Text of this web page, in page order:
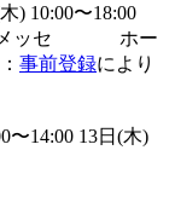
10:00〜18:00
メッセ ホー
事前登録により
〜14:00 13日(木)